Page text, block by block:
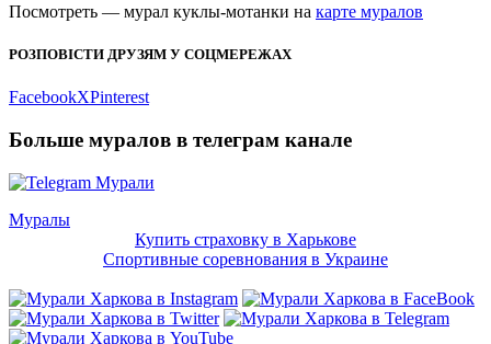
Посмотреть — мурал куклы-мотанки на карте муралов
РОЗПОВІСТИ ДРУЗЯМ У СОЦМЕРЕЖАХ
FacebookXPinterest
Больше муралов в телеграм канале
Муралы
Купить страховку в Харькове
Спортивные соревнования в Украине